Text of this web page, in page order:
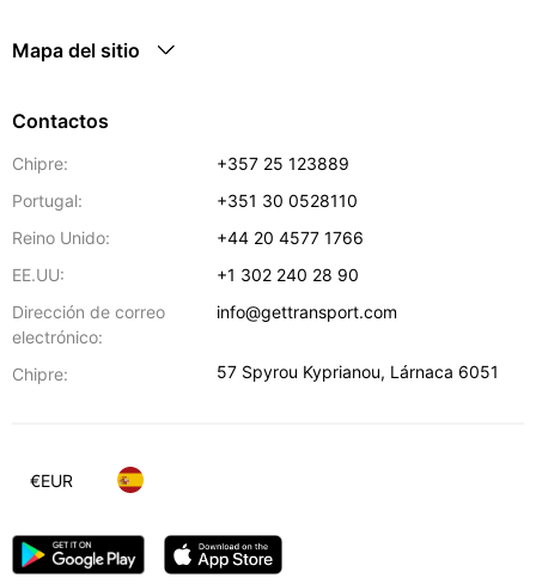
Mapa del sitio
Contactos
Chipre:
+357 25 123889
Portugal:
+351 30 0528110
Reino Unido:
+44 20 4577 1766
EE.UU:
+1 302 240 28 90
Dirección de correo
electrónico:
info@gettransport.com
Chipre: 57 Spyrou Kyprianou, Lárnaca 6051
€EUR